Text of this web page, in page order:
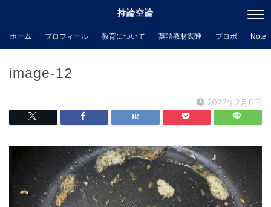
持論空論
ホーム プロフィール 教育について 英語教材関連 プロポ Note
image-12
2022年2月6日